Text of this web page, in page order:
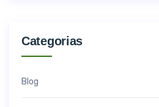
Categorias
Blog